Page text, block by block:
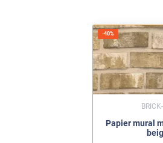
-40%
Papier mural